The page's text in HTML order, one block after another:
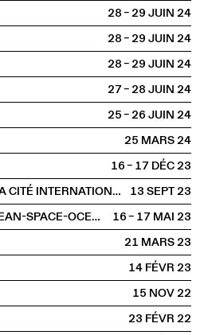
28 – 29 JUIN2024
28 – 29 JUIN2024
28 – 29 JUIN2024
27 – 28 JUIN2024
25 – 26 JUIN2024
25 MARS2024
16 – 17 DÉC2023
LES ÉDITIONS DU CCS À LA CITÉ INTERNATIONALE DES ARTS
13 SEPT2023
MORE THAN PLANET : OCEAN-SPACE-OCEAN EDITION
16 – 17 MAI2023
21 MARS2023
14 FÉVR2023
15 NOV2022
23 FÉVR2022